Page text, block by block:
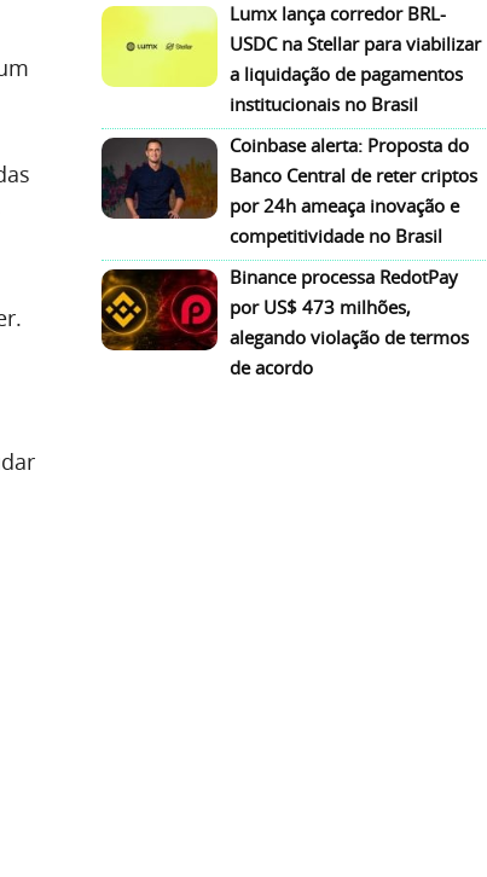
Lumx lança corredor BRL-
USDC na Stellar para viabilizar
a liquidação de pagamentos
institucionais no Brasil
Coinbase alerta: Proposta do
Banco Central de reter criptos
por 24h ameaça inovação e
competitividade no Brasil
Binance processa RedotPay
por US$ 473 milhões,
alegando violação de termos
de acordo